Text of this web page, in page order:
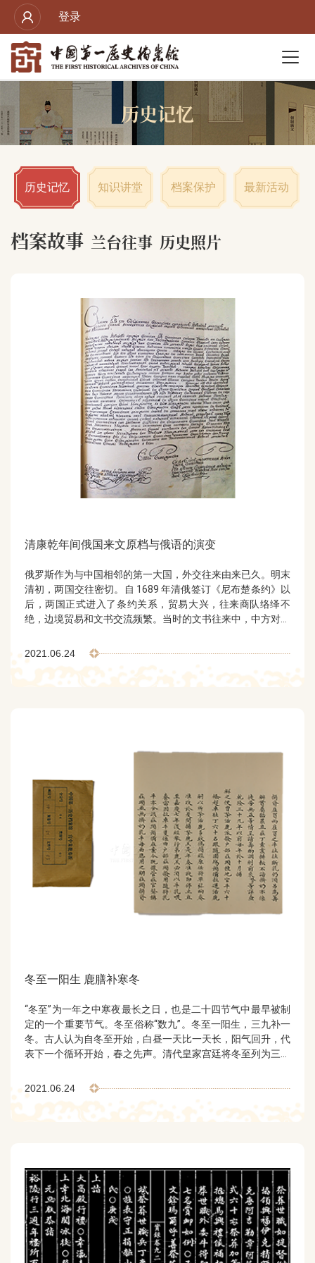
登录
历史记忆
历史记忆 知识讲堂 档案保护 最新活动
档案故事 兰台往事 历史照片
清康乾年间俄国来文原档与俄语的演变
俄罗斯作为与中国相邻的第一大国，外交往来由来已久。明末
清初，两国交往密切。自 1689 年清俄签订《尼布楚条约》以
后，两国正式进入了条约关系，贸易大兴，往来商队络绎不
绝，边境贸易和文书交流频繁。当时的文书往来中，中方对俄
多为斯拉夫文（俄罗斯人的祖先为东斯拉夫的罗斯部族，而俄
2021.06.24
冬至一阳生 鹿膳补寒冬
“冬至”为一年之中寒夜最长之日，也是二十四节气中最早被制
定的一个重要节气。冬至俗称“数九”。冬至一阳生，三九补一
冬。古人认为自冬至开始，白昼一天比一天长，阳气回升，代
表下一个循环开始，春之先声。清代皇家宫廷将冬至列为三大
九消寒图，在饮食上讲究时令进补，特别保留了一些东北传统
2021.06.24